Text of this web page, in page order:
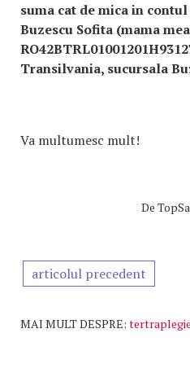
suma cat de mica in
Buzescu Sofita (mama
Transilvania, sucursala
Va multumesc mult!
De
articolul precedent
MAI MULT DESPRE: